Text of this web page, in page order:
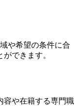
や希望の条件に合
できます。
容や在籍する専門職